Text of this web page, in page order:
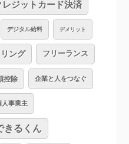
レジットカード決済
デジタル給料 デメリット
ング フリーランス
控除 企業と人をつなぐ
人事業主
きるくん